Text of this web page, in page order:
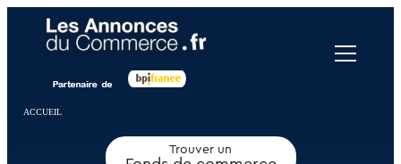
ACCUEIL
Trouver un
Panneau de gestion des cookies